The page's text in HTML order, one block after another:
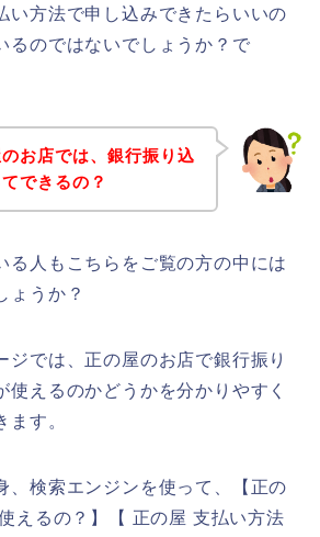
い方法で申し込みできたらいいの
るのではないでしょうか？で
お店では、銀行振り込
できるの？
る人もこちらをご覧の方の中には
ょうか？
ジでは、正の屋のお店で銀行振り
使えるのかどうかを分かりやすく
ます。
、検索エンジンを使って、【正の
えるの？】【 正の屋 支払い方法